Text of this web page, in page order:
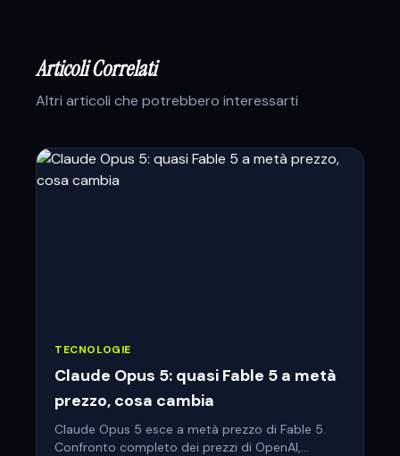
Articoli Correlati
Altri articoli che potrebbero interessarti
TECNOLOGIE
Claude Opus 5: quasi Fable 5 a metà
prezzo, cosa cambia
Claude Opus 5 esce a metà prezzo di Fable 5.
Confronto completo dei prezzi di OpenAI,